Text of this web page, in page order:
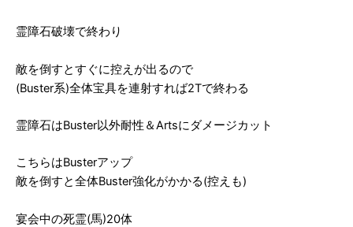
霊障石破壊で終わり
敵を倒すとすぐに控えが出るので
(Buster系)全体宝具を連射すれば2Tで終わる
霊障石はBuster以外耐性＆Artsにダメージカット
こちらはBusterアップ
敵を倒すと全体Buster強化がかかる(控えも)
宴会中の死霊(馬)20体